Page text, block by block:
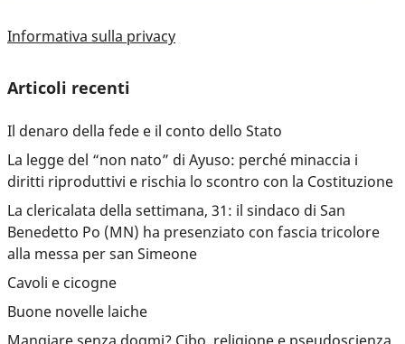
Informativa sulla privacy
Articoli recenti
Il denaro della fede e il conto dello Stato
La legge del “non nato” di Ayuso: perché minaccia i
diritti riproduttivi e rischia lo scontro con la Costituzione
La clericalata della settimana, 31: il sindaco di San
Benedetto Po (MN) ha presenziato con fascia tricolore
alla messa per san Simeone
Cavoli e cicogne
Buone novelle laiche